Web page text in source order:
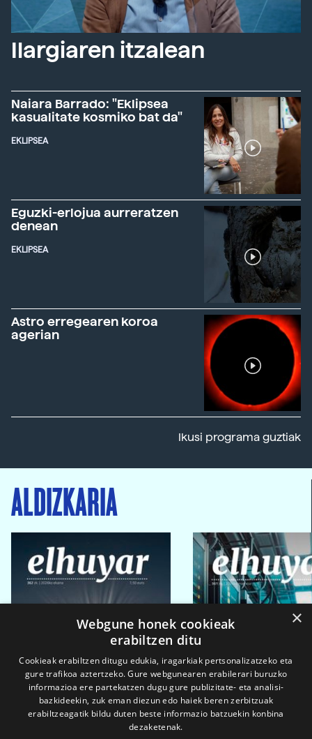
Ilargiaren itzalean
Naiara Barrado: "Eklipsea
kasualitate kosmiko bat da"
EKLIPSEA
Eguzki-erlojua aurreratzen
denean
EKLIPSEA
Astro erregearen koroa
agerian
Ikusi programa guztiak
ALDIZKARIA
×
Webgune honek cookieak
erabiltzen ditu
Cookieak erabiltzen ditugu edukia, iragarkiak pertsonalizatzeko eta
gure trafikoa aztertzeko. Gure webgunearen erabilerari buruzko
informazioa ere partekatzen dugu gure publizitate- eta analisi-
bazkideekin, zuk eman diezun edo haiek beren zerbitzuak
erabiltzeagatik bildu duten beste informazio batzuekin konbina
dezaketenak.